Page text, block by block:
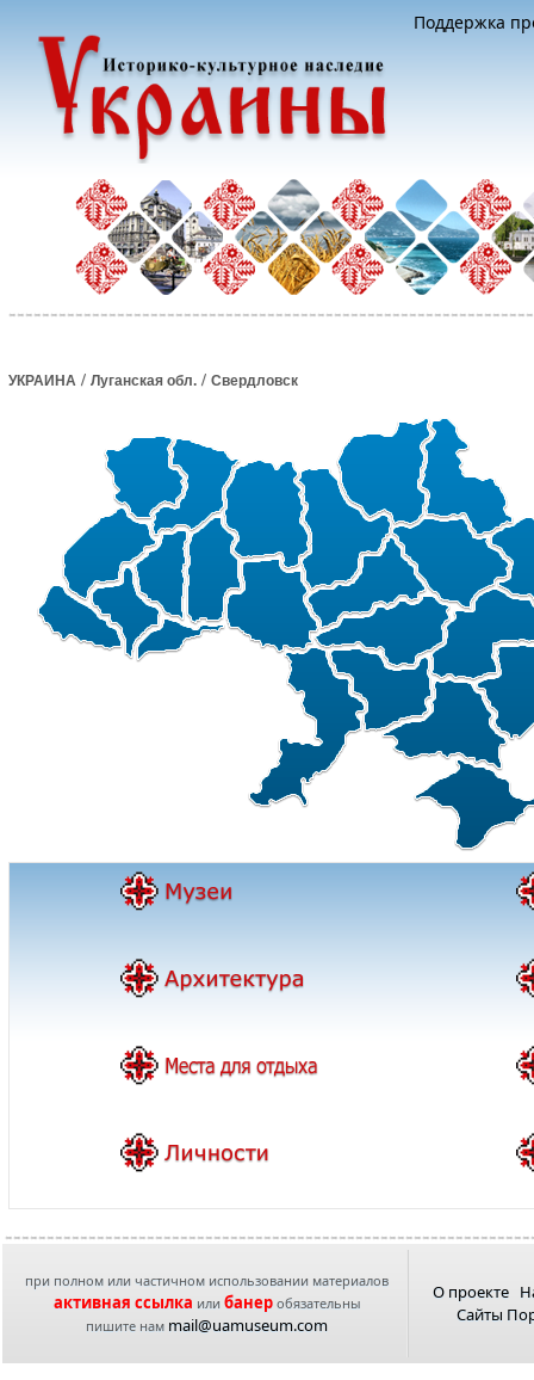
Поддержка
УКРАИНА / Луганская обл. / Свердловск
при полном или частичном использовании материалов
активная ссылка или банеробязательны
пишите нам mail@uamuseum.com
О проекте
Сайты